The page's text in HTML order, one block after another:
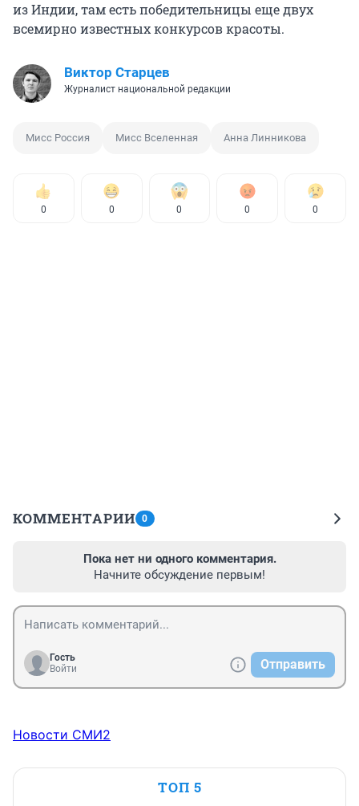
из Индии, там есть победительницы еще двух
всемирно известных конкурсов красоты.
Виктор Старцев
Журналист национальной редакции
Мисс Россия Мисс Вселенная Анна Линникова
0 0 0 0 0
КОММЕНТАРИИ 0
Пока нет ни одного комментария.
Начните обсуждение первым!
Гость
Войти
Отправить
Новости СМИ2
ТОП 5